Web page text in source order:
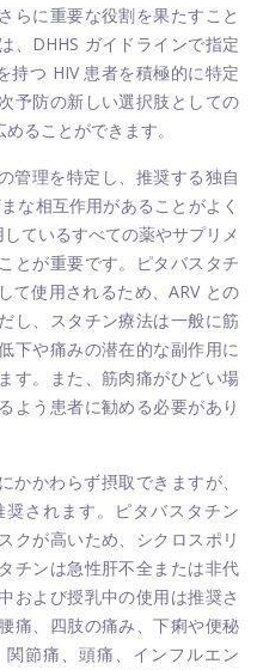
らに重要な役割を果たすこと
、DHHS ガイドラインで指定
持つ HIV 患者を積極的に特定
予防の新しい選択肢としての
ることができます。
管理を特定し、推奨する独自
な相互作用があることがよく
ているすべての薬やサプリメ
とが重要です。ピタバスタチ
て使用されるため、ARV との
し、スタチン療法は一般に筋
下や痛みの潜在的な副作用に
す。また、筋肉痛がひどい場
よう患者に勧める必要があり
かかわらず摂取できますが、
されます。ピタバスタチン
クが高いため、シクロスポリ
チンは急性肝不全または非代
および授乳中の使用は推奨さ
痛、四肢の痛み、下痢や便秘
節痛、頭痛、インフルエン